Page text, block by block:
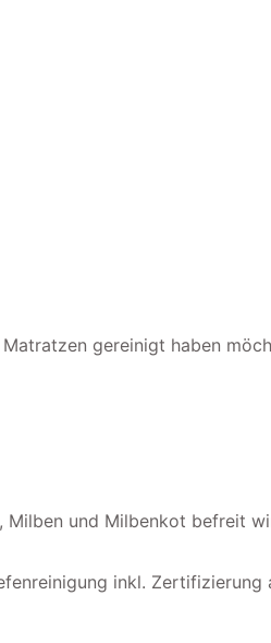
gereinigt haben
und Milbenkot befreit
inkl. Zertifizierung